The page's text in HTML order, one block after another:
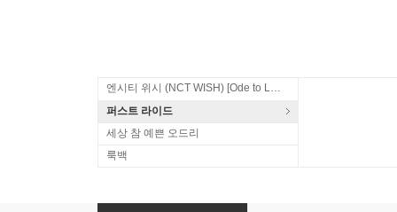
엔시티 위시 (NCT WISH) [Ode to Love]
퍼스트 라이드
세상 참 예쁜 오드리
룩백